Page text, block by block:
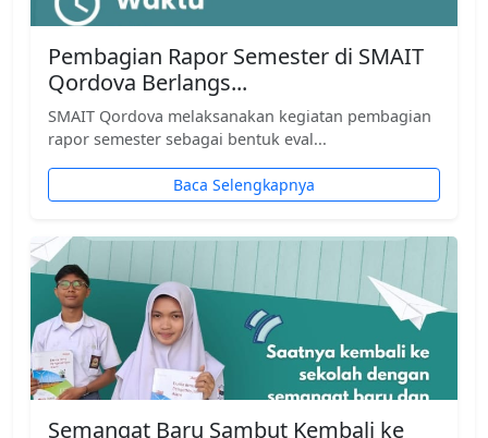
Pembagian Rapor Semester di SMAIT
Qordova Berlangs...
SMAIT Qordova melaksanakan kegiatan pembagian
rapor semester sebagai bentuk eval...
Baca Selengkapnya
Semangat Baru Sambut Kembali ke